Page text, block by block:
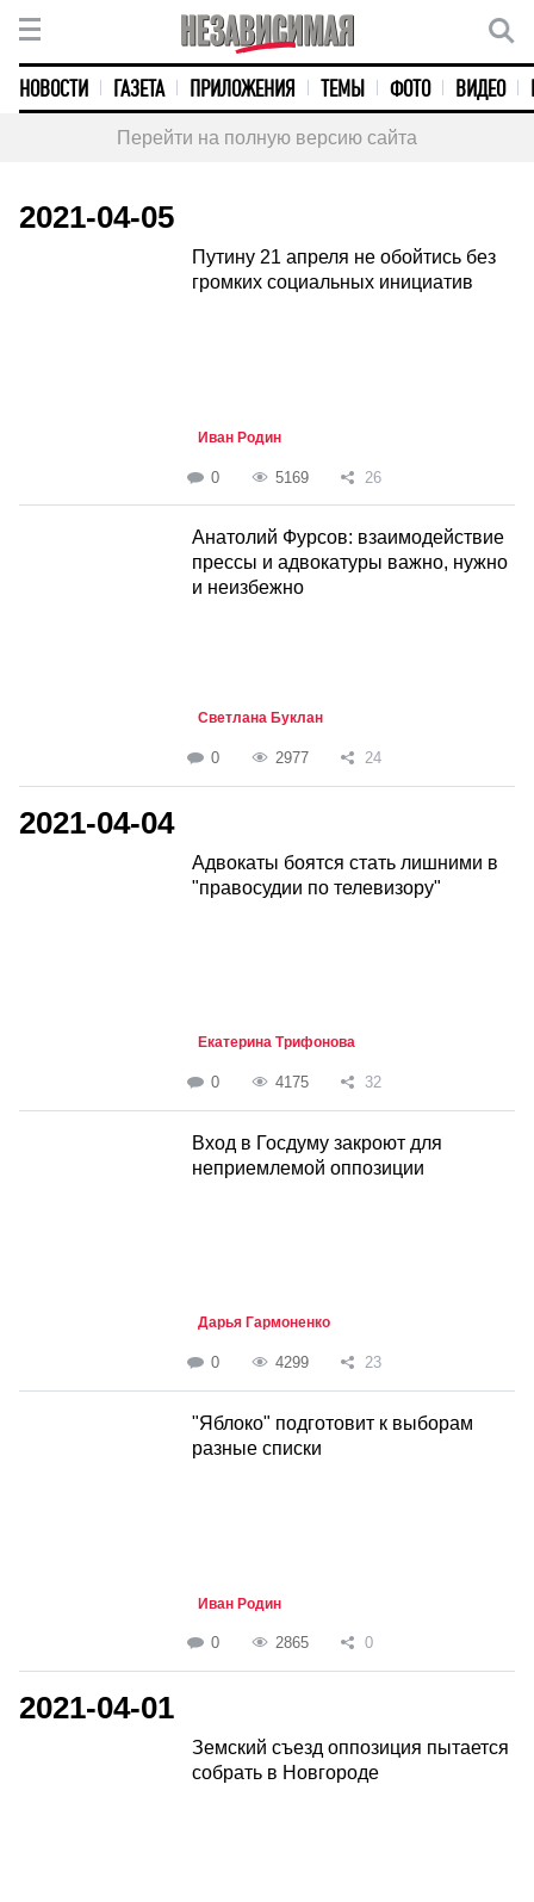
НОВОСТИ ГАЗЕТА ПРИЛОЖЕНИЯ ТЕМЫ ФОТО ВИДЕО
Перейти на полную версию сайта
2021-04-05
Путину 21 апреля не обойтись без
громких социальных инициатив
Иван Родин
0 5169 26
Анатолий Фурсов: взаимодействие
прессы и адвокатуры важно, нужно
и неизбежно
Светлана Буклан
0 2977 24
2021-04-04
Адвокаты боятся стать лишними в
"правосудии по телевизору"
Екатерина Трифонова
0 4175 32
Вход в Госдуму закроют для
неприемлемой оппозиции
Дарья Гармоненко
0 4299 23
"Яблоко" подготовит к выборам
разные списки
Иван Родин
0 2865 0
2021-04-01
Земский съезд оппозиция пытается
собрать в Новгороде